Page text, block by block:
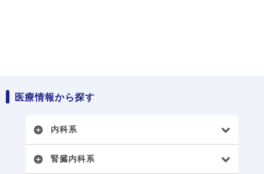
医療情報から探す
add_circle 内科系
add_circle 腎臓内科系